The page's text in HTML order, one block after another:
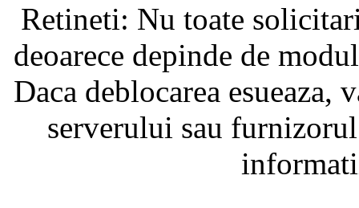
Retineti: Nu toate
deoarece depinde de
Daca deblocarea
serverului sau